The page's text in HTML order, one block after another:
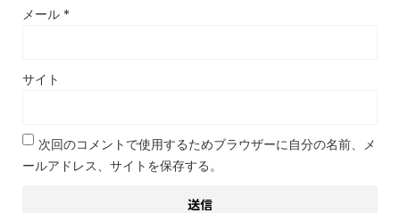
メール *
サイト
次回のコメントで使用するためブラウザーに自分の名前、メ
ールアドレス、サイトを保存する。